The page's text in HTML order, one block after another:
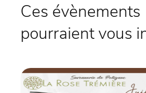
Ces évènements
pourraient vous